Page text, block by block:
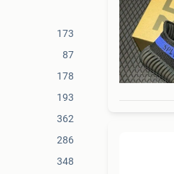
173
87
178
193
362
286
348